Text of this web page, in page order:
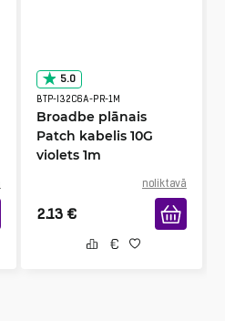
5.0
BTP-I32C6A-PR-1M
Broadbe plānais
Patch kabelis 10G
violets 1m
noliktavā
2.13 €